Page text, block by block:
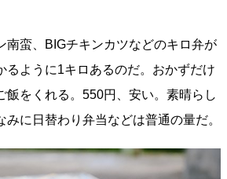
南蛮、BIGチキンカツなどのキロ弁が
るように1キロあるのだ。おかずだけ
飯をくれる。550円、安い。素晴らし
みに日替わり弁当などは普通の量だ。